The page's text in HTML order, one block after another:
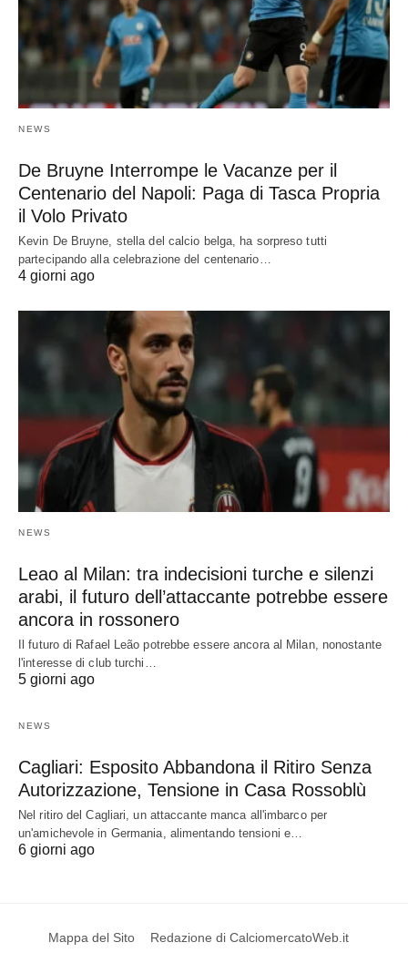
NEWS
De Bruyne Interrompe le Vacanze per il
Centenario del Napoli: Paga di Tasca Propria
il Volo Privato
Kevin De Bruyne, stella del calcio belga, ha sorpreso tutti
partecipando alla celebrazione del centenario…
4 giorni ago
NEWS
Leao al Milan: tra indecisioni turche e silenzi
arabi, il futuro dell’attaccante potrebbe essere
ancora in rossonero
Il futuro di Rafael Leão potrebbe essere ancora al Milan, nonostante
l'interesse di club turchi…
5 giorni ago
NEWS
Cagliari: Esposito Abbandona il Ritiro Senza
Autorizzazione, Tensione in Casa Rossoblù
Nel ritiro del Cagliari, un attaccante manca all'imbarco per
un'amichevole in Germania, alimentando tensioni e…
6 giorni ago
Mappa del Sito Redazione di CalciomercatoWeb.it